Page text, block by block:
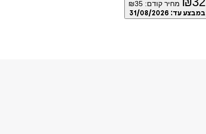
מחיר קודם: ₪35
במבצע עד: 31/08/2026